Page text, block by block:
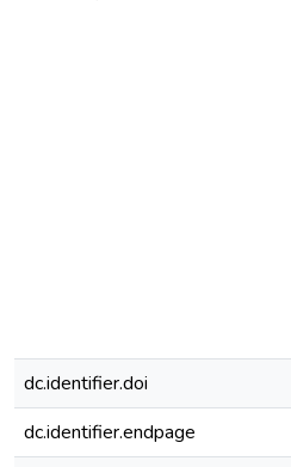
dc.identifier.doi
dc.identifier.endpage